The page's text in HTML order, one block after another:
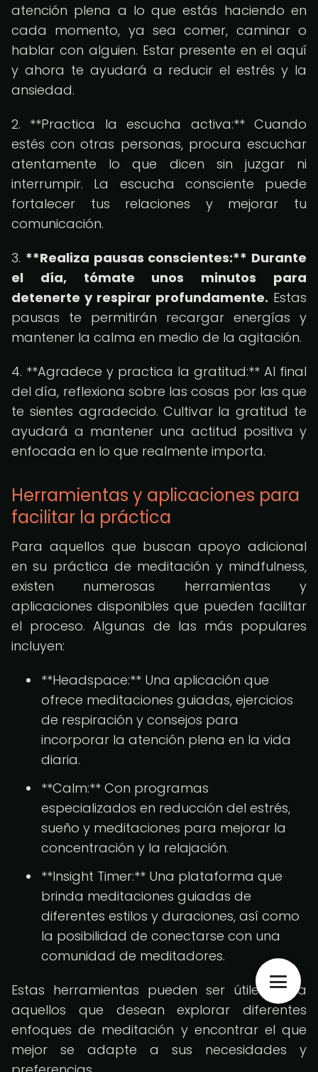
atención plena a lo que estás haciendo en
cada momento, ya sea comer, caminar o
hablar con alguien. Estar presente en el aquí
y ahora te ayudará a reducir el estrés y la
ansiedad.
2. **Practica la escucha activa:** Cuando
estés con otras personas, procura escuchar
atentamente lo que dicen sin juzgar ni
interrumpir. La escucha consciente puede
fortalecer tus relaciones y mejorar tu
comunicación.
3. **Realiza pausas conscientes:** Durante
el día, tómate unos minutos para
detenerte y respirar profundamente. Estas
pausas te permitirán recargar energías y
mantener la calma en medio de la agitación.
4. **Agradece y practica la gratitud:** Al final
del día, reflexiona sobre las cosas por las que
te sientes agradecido. Cultivar la gratitud te
ayudará a mantener una actitud positiva y
enfocada en lo que realmente importa.
Herramientas y aplicaciones para
facilitar la práctica
Para aquellos que buscan apoyo adicional
en su práctica de meditación y mindfulness,
existen numerosas herramientas y
aplicaciones disponibles que pueden facilitar
el proceso. Algunas de las más populares
incluyen:
**Headspace:** Una aplicación que
ofrece meditaciones guiadas, ejercicios
de respiración y consejos para
incorporar la atención plena en la vida
diaria.
**Calm:** Con programas
especializados en reducción del estrés,
sueño y meditaciones para mejorar la
concentración y la relajación.
**Insight Timer:** Una plataforma que
brinda meditaciones guiadas de
diferentes estilos y duraciones, así como
la posibilidad de conectarse con una
comunidad de meditadores.
Estas herramientas pueden ser útiles para
aquellos que desean explorar diferentes
enfoques de meditación y encontrar el que
mejor se adapte a sus necesidades y